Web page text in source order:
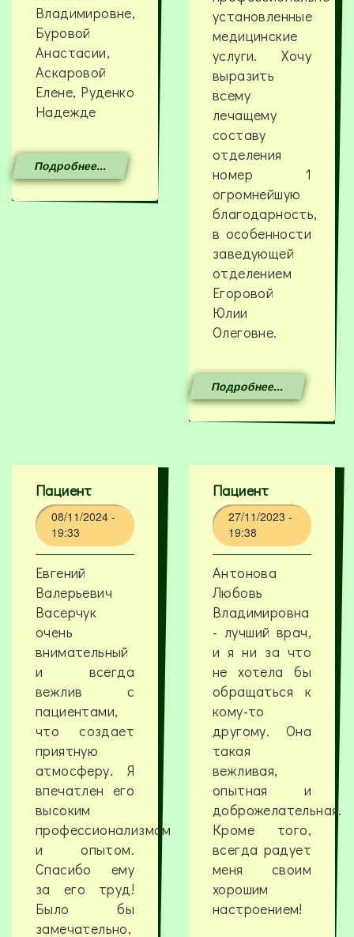
Владимировне,
Буровой
Анастасии,
Аскаровой
Елене, Руденко
Надежде
Подробнее...
установленные
медицинские
услуги. Хочу
выразить
всему
лечащему
составу
отделения
номер 1
огромнейшую
благодарность,
в особенности
заведующей
отделением
Егоровой
Юлии
Олеговне.
Подробнее...
Пациент
08/11/2024 -
19:33
Евгений
Валерьевич
Васерчук
очень
внимательный
и всегда
вежлив с
пациентами,
что создает
приятную
атмосферу. Я
впечатлен его
высоким
профессионализмом
и опытом.
Спасибо ему
за его труд!
Было бы
замечательно,
Пациент
27/11/2023 -
19:38
Антонова
Любовь
Владимировна
- лучший врач,
и я ни за что
не хотела бы
обращаться к
кому-то
другому. Она
такая
вежливая,
опытная и
доброжелательная.
Кроме того,
всегда радует
меня своим
хорошим
настроением!